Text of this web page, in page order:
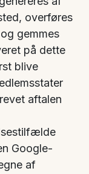
overføres
gemmes
på dette
blive
aftalen
Google-
af